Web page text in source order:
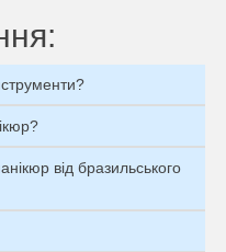
від бразильського